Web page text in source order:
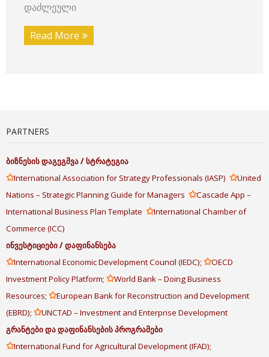
დაძლეული
Read More
PARTNERS
ბიზნესისდაგეგმვა/სტრატეგია
✩International Association for Strategy Professionals (IASP) ✩United
Nations – Strategic Planning Guide for Managers ✩Cascade App –
International Business Plan Template ✩International Chamber of
Commerce (ICC)
ინვესტიციები/დაფინანსება
✩International Economic Development Council (IEDC); ✩OECD
Investment Policy Platform; ✩World Bank – Doing Business
Resources; ✩European Bank for Reconstruction and Development
(EBRD); ✩UNCTAD – Investment and Enterprise Development
გრანტებიდადაფინანსებისპროგრამები
✩International Fund for Agricultural Development (IFAD);